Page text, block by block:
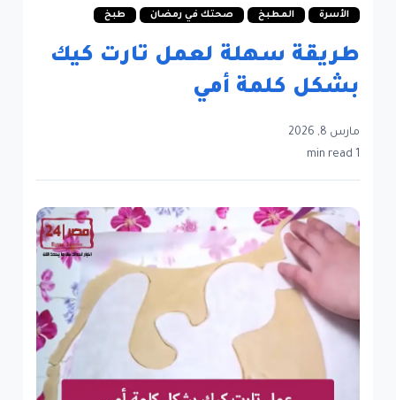
الأسرة المطبخ صحتك في رمضان طبخ
طريقة سهلة لعمل تارت كيك
بشكل كلمة أمي
مارس 8, 2026
1 min read